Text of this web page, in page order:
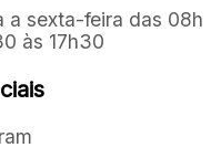
a sexta-feira das 08h
às 17h30